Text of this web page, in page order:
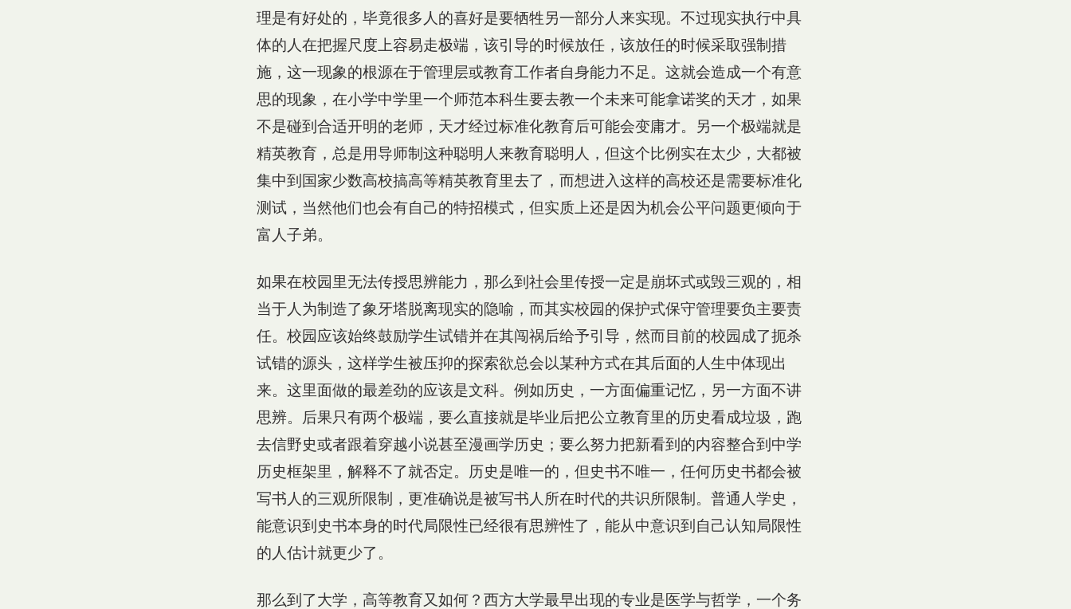
理是有好处的，毕竟很多人的喜好是要牺牲另一部分人来实现。不过现实执行中具
体的人在把握尺度上容易走极端，该引导的时候放任，该放任的时候采取强制措
施，这一现象的根源在于管理层或教育工作者自身能力不足。这就会造成一个有意
思的现象，在小学中学里一个师范本科生要去教一个未来可能拿诺奖的天才，如果
不是碰到合适开明的老师，天才经过标准化教育后可能会变庸才。另一个极端就是
精英教育，总是用导师制这种聪明人来教育聪明人，但这个比例实在太少，大都被
集中到国家少数高校搞高等精英教育里去了，而想进入这样的高校还是需要标准化
测试，当然他们也会有自己的特招模式，但实质上还是因为机会公平问题更倾向于
富人子弟。
如果在校园里无法传授思辨能力，那么到社会里传授一定是崩坏式或毁三观的，相
当于人为制造了象牙塔脱离现实的隐喻，而其实校园的保护式保守管理要负主要责
任。校园应该始终鼓励学生试错并在其闯祸后给予引导，然而目前的校园成了扼杀
试错的源头，这样学生被压抑的探索欲总会以某种方式在其后面的人生中体现出
来。这里面做的最差劲的应该是文科。例如历史，一方面偏重记忆，另一方面不讲
思辨。后果只有两个极端，要么直接就是毕业后把公立教育里的历史看成垃圾，跑
去信野史或者跟着穿越小说甚至漫画学历史；要么努力把新看到的内容整合到中学
历史框架里，解释不了就否定。历史是唯一的，但史书不唯一，任何历史书都会被
写书人的三观所限制，更准确说是被写书人所在时代的共识所限制。普通人学史，
能意识到史书本身的时代局限性已经很有思辨性了，能从中意识到自己认知局限性
的人估计就更少了。
那么到了大学，高等教育又如何？西方大学最早出现的专业是医学与哲学，一个务